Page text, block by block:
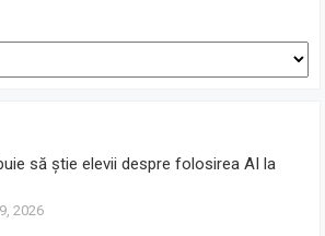
să știe elevii despre folosirea AI la
2026